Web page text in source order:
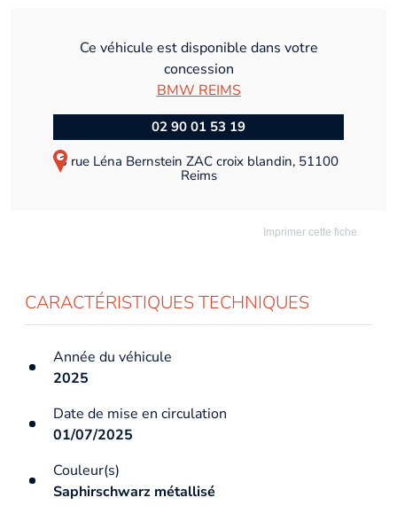
Ce véhicule est disponible dans votre
concession
BMW REIMS
02 90 01 53 19
3 rue Léna Bernstein ZAC croix blandin, 51100
Reims
Imprimer cette fiche
CARACTÉRISTIQUES TECHNIQUES
Année du véhicule
2025
Date de mise en circulation
01/07/2025
Couleur(s)
Saphirschwarz métallisé